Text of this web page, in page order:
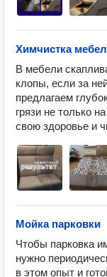
Химчистка
В мебели
клопы, если за
предлагаем
грязи не только
свою здоровье и
Мойка парковки
Чтобы парковка
нужно
в этом опыт и